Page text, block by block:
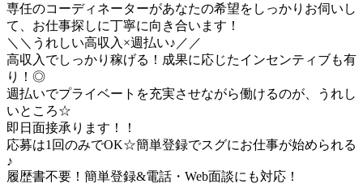
専任のコーディネーターがあなたの希望をしっかりお伺いし
て、お仕事探しに丁寧に向き合います！
＼＼うれしい高収入×週払い♪／／
高収入でしっかり稼げる！成果に応じたインセンティブも有
り！◎
週払いでプライベートを充実させながら働けるのが、うれし
いところ☆
即日面接承ります！！
応募は1回のみでOK☆簡単登録でスグにお仕事が始められる
♪
履歴書不要！簡単登録&電話・Web面談にも対応！